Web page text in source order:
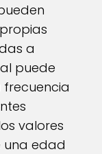
a
puede
valores
una edad